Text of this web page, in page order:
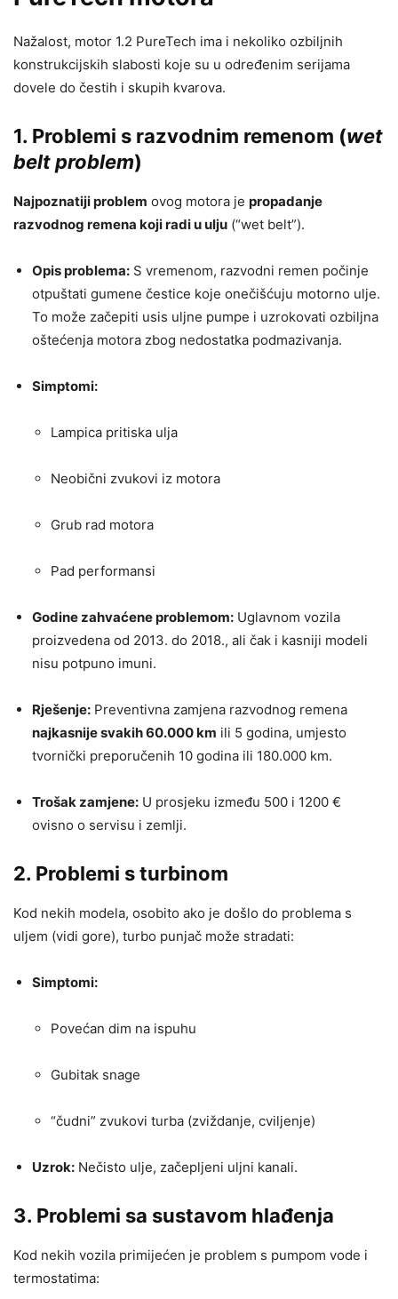
Nažalost, motor 1.2 PureTech ima i nekoliko ozbiljnih
konstrukcijskih slabosti koje su u određenim serijama
dovele do čestih i skupih kvarova.
1. Problemi s razvodnim remenom (wet
belt problem)
Najpoznatiji problem ovog motora je propadanje
razvodnog remena koji radi u ulju (“wet belt”).
Opis problema: S vremenom, razvodni remen počinje
otpuštati gumene čestice koje onečišćuju motorno ulje.
To može začepiti usis uljne pumpe i uzrokovati ozbiljna
oštećenja motora zbog nedostatka podmazivanja.
Simptomi:
Lampica pritiska ulja
Neobični zvukovi iz motora
Grub rad motora
Pad performansi
Godine zahvaćene problemom: Uglavnom vozila
proizvedena od 2013. do 2018., ali čak i kasniji modeli
nisu potpuno imuni.
Rješenje: Preventivna zamjena razvodnog remena
najkasnije svakih 60.000 km ili 5 godina, umjesto
tvornički preporučenih 10 godina ili 180.000 km.
Trošak zamjene: U prosjeku između 500 i 1200 €
ovisno o servisu i zemlji.
2. Problemi s turbinom
Kod nekih modela, osobito ako je došlo do problema s
uljem (vidi gore), turbo punjač može stradati:
Simptomi:
Povećan dim na ispuhu
Gubitak snage
“čudni” zvukovi turba (zviždanje, cviljenje)
Uzrok: Nečisto ulje, začepljeni uljni kanali.
3. Problemi sa sustavom hlađenja
Kod nekih vozila primijećen je problem s pumpom vode i
termostatima: